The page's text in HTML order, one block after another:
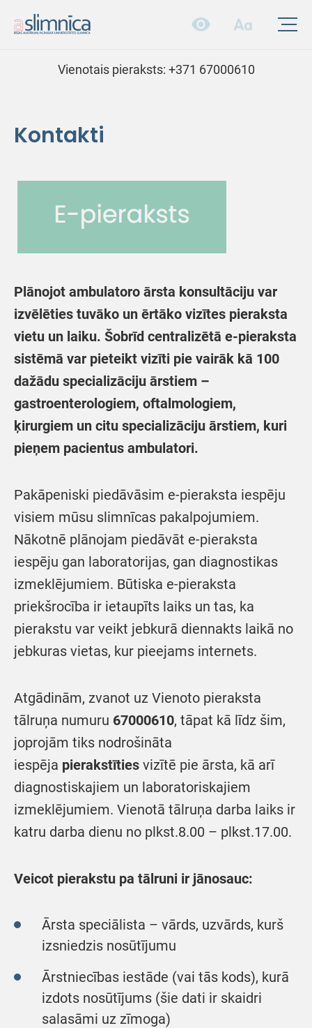
Vienotais pieraksts: +371 67000610
Kontakti
Plānojot ambulatoro ārsta konsultāciju var
izvēlēties tuvāko un ērtāko vizītes pieraksta
vietu un laiku. Šobrīd centralizētā e-pieraksta
sistēmā var pieteikt vizīti pie vairāk kā 100
dažādu specializāciju ārstiem –
gastroenterologiem, oftalmologiem,
ķirurgiem un citu specializāciju ārstiem, kuri
pieņem pacientus ambulatori.
Pakāpeniski piedāvāsim e-pieraksta iespēju
visiem mūsu slimnīcas pakalpojumiem.
Nākotnē plānojam piedāvāt e-pieraksta
iespēju gan laboratorijas, gan diagnostikas
izmeklējumiem. Būtiska e-pieraksta
priekšrocība ir ietaupīts laiks un tas, ka
pierakstu var veikt jebkurā diennakts laikā no
jebkuras vietas, kur pieejams internets.
Atgādinām, zvanot uz Vienoto pieraksta
tālruņa numuru 67000610, tāpat kā līdz šim,
joprojām tiks nodrošināta
iespēja pierakstīties vizītē pie ārsta, kā arī
diagnostiskajiem un laboratoriskajiem
izmeklējumiem. Vienotā tālruņa darba laiks ir
katru darba dienu no plkst.8.00 – plkst.17.00.
Veicot pierakstu pa tālruni ir jānosauc:
Ārsta speciālista – vārds, uzvārds, kurš
izsniedzis nosūtījumu
Ārstniecības iestāde (vai tās kods), kurā
izdots nosūtījums (šie dati ir skaidri
salasāmi uz zīmoga)